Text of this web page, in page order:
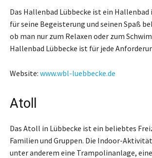
Das Hallenbad Lübbecke ist ein Hallenbad
für seine Begeisterung und seinen Spaß
ob man nur zum Relaxen oder zum
Hallenbad Lübbecke ist für jede
Website: www.wbl-luebbecke.de
Atoll
Das Atoll in Lübbecke ist ein beliebtes
Familien und Gruppen. Die Indoor-
unter anderem eine Trampolinanlage,